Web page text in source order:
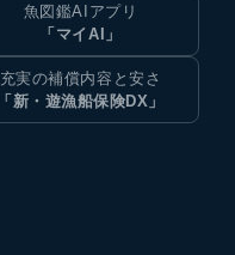
魚図鑑AIアプリ
「マイAI」
充実の補償内容と安さ
「新・遊漁船保険DX」